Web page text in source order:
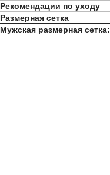
Рекомендации по уходу
Размерная сетка
Мужская размерная сетка: